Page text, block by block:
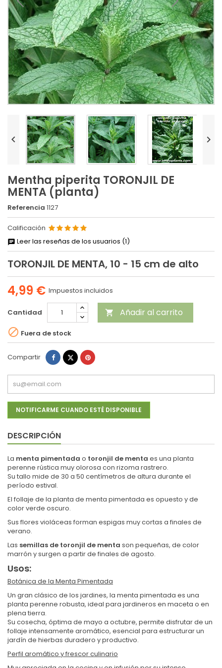
 
Mentha piperita TORONJIL DE
MENTA (planta)
Referencia 1127
Calificación
Leer las reseñas de los usuarios (1)
TORONJIL DE MENTA, 10 - 15 cm de alto
4,99 € Impuestos incluidos
Cantidad  Añadir al carrito
 Fuera de stock
Compartir Compartir
TuitearPinterest
NOTIFICARME CUANDO ESTÉ DISPONIBLE
DESCRIPCIÓN
La menta pimentada o toronjil de menta es una planta
perenne rústica muy olorosa con rizoma rastrero.
Su tallo mide de 30 a 50 centímetros de altura durante el
período estival.
El follaje de la planta de menta pimentada es opuesto y de
color verde oscuro.
Sus flores violáceas forman espigas muy cortas a finales de
verano.
Las semillas de toronjil de menta son pequeñas, de color
marrón y surgen a partir de finales de agosto.
Usos:
Botánica de la Menta Pimentada
Un gran clásico de los jardines, la menta pimentada es una
planta perenne robusta, ideal para jardineros en maceta o en
plena tierra.
Su cosecha, óptima de mayo a octubre, permite disfrutar de un
follaje intensamente aromático, esencial para estructurar un
jardín de hierbas duradero y productivo.
Perfil aromático y frescor culinario